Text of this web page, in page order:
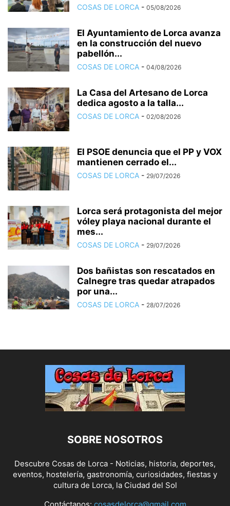
COSAS DE LORCA - 05/08/2026
El Ayuntamiento de Lorca avanza
en la construcción del nuevo
pabellón...
COSAS DE LORCA - 04/08/2026
La Casa del Artesano de Lorca
dedica agosto a la talla...
COSAS DE LORCA - 02/08/2026
El PSOE denuncia que el PP y VOX
mantienen cerrado el...
COSAS DE LORCA - 29/07/2026
Lorca será protagonista del mejor
vóley playa nacional durante el
mes...
COSAS DE LORCA - 29/07/2026
Dos bañistas son rescatados en
Calnegre tras quedar atrapados
por una...
COSAS DE LORCA - 28/07/2026
SOBRE NOSOTROS
Descubre Cosas de Lorca - Noticias, historia, deportes,
eventos, hostelería, gastronomía, curiosidades, fiestas y
cultura de Lorca, la Ciudad del Sol